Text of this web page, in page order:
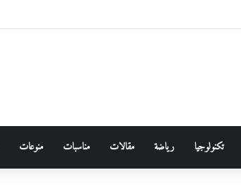
2026 ،،، الدكتورة زهور غرايبة/باحثة في الأنثروبولوجيا الاجتماعية
تكنولوجيا رياضة مقالات مناسبات منوعات